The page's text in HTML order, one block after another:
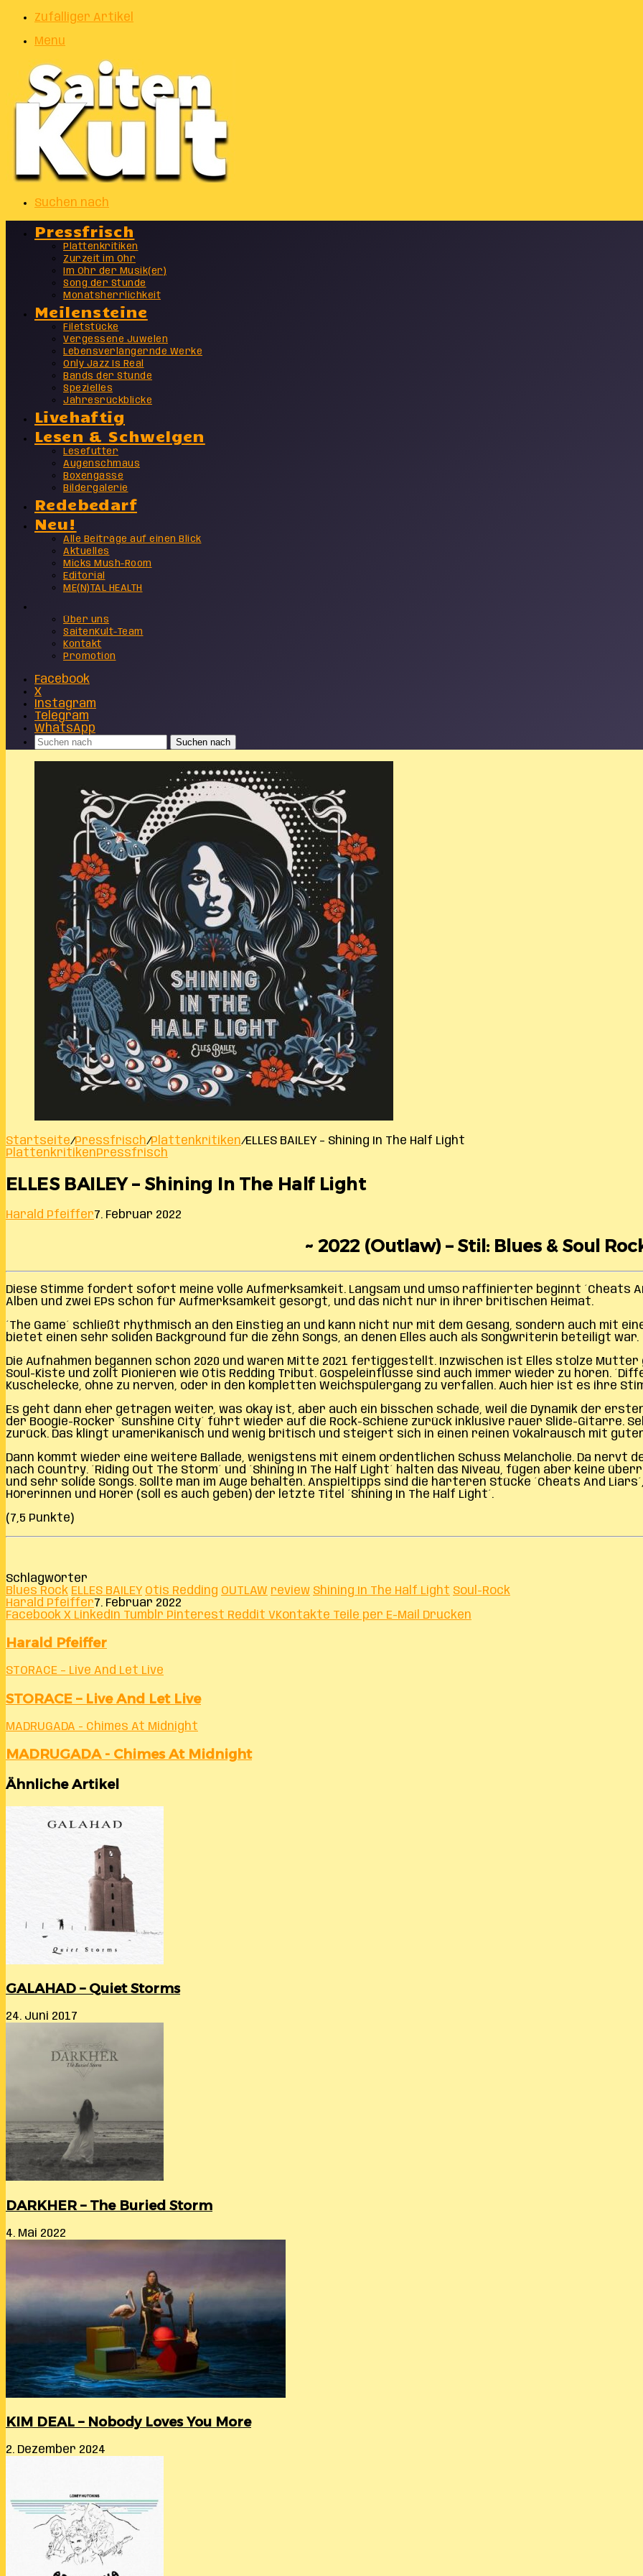
Zufälliger Artikel
Menu
Suchen nach
Pressfrisch
Plattenkritiken
Zurzeit im Ohr
Im Ohr der Musik(er)
Song der Stunde
Monatsherrlichkeit
Meilensteine
Filetstücke
Vergessene Juwelen
Lebensverlängernde Werke
Only Jazz Is Real
Bands der Stunde
Spezielles
Jahresrückblicke
Livehaftig
Lesen & Schwelgen
Lesefutter
Augenschmaus
Boxengasse
Bildergalerie
Redebedarf
Neu!
Alle Beiträge auf einen Blick
Aktuelles
Micks Mush-Room
Editorial
ME(N)TAL HEALTH
Über uns
SaitenKult-Team
Kontakt
Promotion
Facebook
X
Instagram
Telegram
WhatsApp
Suchen nach
Startseite/Pressfrisch/Plattenkritiken/ELLES BAILEY – Shining In The Half Light
PlattenkritikenPressfrisch
ELLES BAILEY – Shining In The Half Light
Harald Pfeiffer7. Februar 2022
~ 2022 (Outlaw) – Stil: Blues & Soul
Diese Stimme fordert sofort meine volle Aufmerksamkeit. Langsam und umso raffinierter beginnt ´Cheats
Alben und zwei EPs schon für Aufmerksamkeit gesorgt, und das nicht nur in ihrer britischen Heimat.
´The Game´ schließt rhythmisch an den Einstieg an und kann nicht nur mit dem Gesang, sondern auch mit
bietet einen sehr soliden Background für die zehn Songs, an denen Elles auch als Songwriterin beteiligt war.
Die Aufnahmen begannen schon 2020 und waren Mitte 2021 fertiggestellt. Inzwischen ist Elles stolze
Soul-Kiste und zollt Pionieren wie Otis Redding Tribut. Gospeleinflüsse sind auch immer wieder zu hören.
Kuschelecke, ohne zu nerven, oder in den kompletten Weichspülergang zu verfallen. Auch hier ist es ihre
Es geht dann eher getragen weiter, was okay ist, aber auch ein bisschen schade, weil die Dynamik der
der Boogie-Rocker ´Sunshine City´ führt wieder auf die Rock-Schiene zurück inklusive rauer Slide-Gitarre.
zurück. Das klingt uramerikanisch und wenig britisch und steigert sich in einen reinen Vokalrausch mit
Dann kommt wieder eine weitere Ballade, wenigstens mit einem ordentlichen Schuss Melancholie. Da nervt
nach Country. ´Riding Out The Storm´ und ´Shining In The Half Light´ halten das Niveau, fügen aber keine
und sehr solide Songs. Sollte man im Auge behalten. Anspieltipps sind die härteren Stücke ´Cheats And
Hörerinnen und Hörer (soll es auch geben) der letzte Titel ´Shining In The Half Light´.
(7,5 Punkte)
Schlagwörter
Blues Rock ELLES BAILEY Otis Redding OUTLAW review Shining In The Half Light Soul-Rock
Harald Pfeiffer7. Februar 2022
Facebook X LinkedIn Tumblr Pinterest Reddit VKontakte Teile per E-Mail Drucken
Harald Pfeiffer
STORACE – Live And Let Live
STORACE – Live And Let Live
MADRUGADA - Chimes At Midnight
MADRUGADA - Chimes At Midnight
Ähnliche Artikel
GALAHAD – Quiet Storms
24. Juni 2017
DARKHER – The Buried Storm
4. Mai 2022
KIM DEAL – Nobody Loves You More
2. Dezember 2024